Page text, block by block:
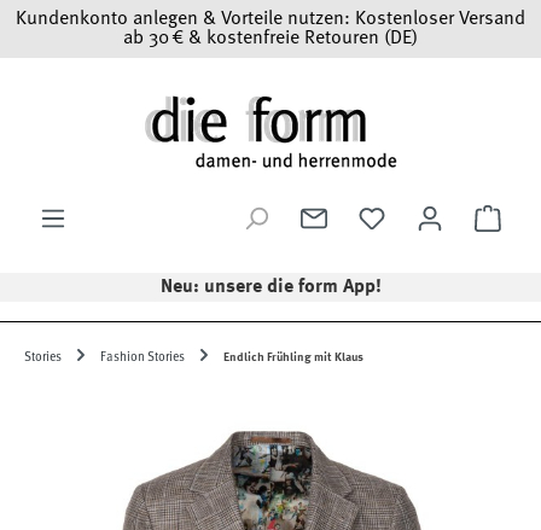
Zum Hauptinhalt springen
Kundenkonto anlegen & Vorteile nutzen: Kostenloser Versand
ab 30 € & kostenfreie Retouren (DE)
Neu: unsere die form App!
Stories Fashion Stories Endlich Frühling mit Klaus